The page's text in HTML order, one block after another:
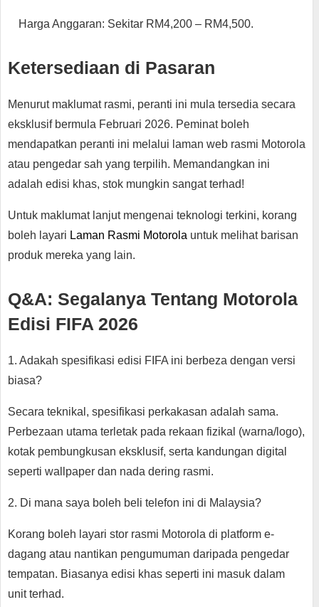
Harga Anggaran: Sekitar RM4,200 – RM4,500.
Ketersediaan di Pasaran
Menurut maklumat rasmi, peranti ini mula tersedia secara
eksklusif bermula Februari 2026. Peminat boleh
mendapatkan peranti ini melalui laman web rasmi Motorola
atau pengedar sah yang terpilih. Memandangkan ini
adalah edisi khas, stok mungkin sangat terhad!
Untuk maklumat lanjut mengenai teknologi terkini, korang
boleh layari Laman Rasmi Motorola untuk melihat barisan
produk mereka yang lain.
Q&A: Segalanya Tentang Motorola
Edisi FIFA 2026
1. Adakah spesifikasi edisi FIFA ini berbeza dengan versi
biasa?
Secara teknikal, spesifikasi perkakasan adalah sama.
Perbezaan utama terletak pada rekaan fizikal (warna/logo),
kotak pembungkusan eksklusif, serta kandungan digital
seperti wallpaper dan nada dering rasmi.
2. Di mana saya boleh beli telefon ini di Malaysia?
Korang boleh layari stor rasmi Motorola di platform e-
dagang atau nantikan pengumuman daripada pengedar
tempatan. Biasanya edisi khas seperti ini masuk dalam
unit terhad.